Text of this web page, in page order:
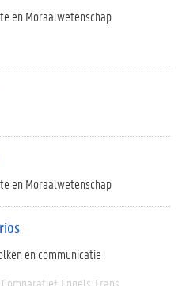
en Moraalwetenschap
en Moraalwetenschap
en communicatie